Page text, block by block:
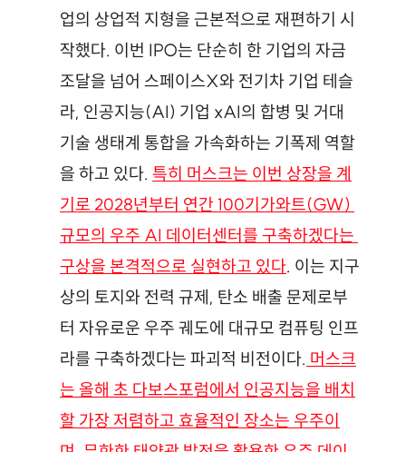
업의 상업적 지형을 근본적으로 재편하기 시
작했다. 이번 IPO는 단순히 한 기업의 자금
조달을 넘어 스페이스X와 전기차 기업 테슬
라, 인공지능(AI) 기업 xAI의 합병 및 거대
기술 생태계 통합을 가속화하는 기폭제 역할
을 하고 있다. 특히 머스크는 이번 상장을 계
기로 2028년부터 연간 100기가와트(GW)
규모의 우주 AI 데이터센터를 구축하겠다는
구상을 본격적으로 실현하고 있다. 이는 지구
상의 토지와 전력 규제, 탄소 배출 문제로부
터 자유로운 우주 궤도에 대규모 컴퓨팅 인프
라를 구축하겠다는 파괴적 비전이다. 머스크
는 올해 초 다보스포럼에서 인공지능을 배치
할 가장 저렴하고 효율적인 장소는 우주이